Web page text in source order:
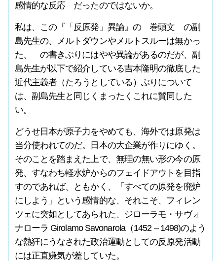
感情的な反応 だったのではないか。
私は、この『「反原発」異論』の 巻頭文 の副
島先生の、メルトダウンやメルトスルーは無かっ
た、 の書きぶりにはやや異論があるのだが、副
島先生が以下で紹介している吉本隆明の徹底した
近代主義者（たろうとしている）ぶりについて
は、副島先生と同じくまったくこれに賛同した
い。
どうせ日本が原子力をやめても、海外では原発は
当分使われてのだ。日本の大企業が作りにゆく。
そのことを踏まえた上で、無理の無い形の今の原
発、すなわち軽水炉からのフェイドアウトを目指
すのであれば、ともかく、「すべての原発を廃炉
にしよう」という感情的な、それこそ、フィレン
ツェに突如としてあられた、ジローラモ・サヴォ
ナローラ Girolamo Savonarola（1452 – 1498)のよう
な熱狂にうなされた政治運動としての反原発活動
には正直嫌気が差していた。